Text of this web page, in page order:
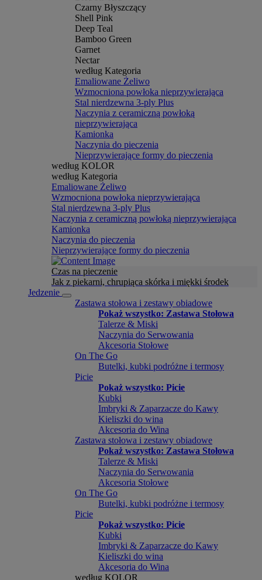
Czarny Błyszczący
Shell Pink
Deep Teal
Bamboo Green
Garnet
Nectar
według Kategoria
Emaliowane Żeliwo
Wzmocniona powłoka nieprzywierająca
Stal nierdzewna 3-ply Plus
Naczynia z ceramiczną powłoką
nieprzywierająca
Kamionka
Naczynia do pieczenia
Nieprzywierające formy do pieczenia
według KOLOR
według Kategoria
Emaliowane Żeliwo
Wzmocniona powłoka nieprzywierająca
Stal nierdzewna 3-ply Plus
Naczynia z ceramiczną powłoką nieprzywierająca
Kamionka
Naczynia do pieczenia
Nieprzywierające formy do pieczenia
Czas na pieczenie
Jak z piekarni, chrupiąca skórka i miękki środek
Jedzenie
Zastawa stołowa i zestawy obiadowe
Pokaż wszystko: Zastawa Stołowa
Talerze & Miski
Naczynia do Serwowania
Akcesoria Stołowe
On The Go
Butelki, kubki podróżne i termosy
Picie
Pokaż wszystko: Picie
Kubki
Imbryki & Zaparzacze do Kawy
Kieliszki do wina
Akcesoria do Wina
Zastawa stołowa i zestawy obiadowe
Pokaż wszystko: Zastawa Stołowa
Talerze & Miski
Naczynia do Serwowania
Akcesoria Stołowe
On The Go
Butelki, kubki podróżne i termosy
Picie
Pokaż wszystko: Picie
Kubki
Imbryki & Zaparzacze do Kawy
Kieliszki do wina
Akcesoria do Wina
według KOLOR